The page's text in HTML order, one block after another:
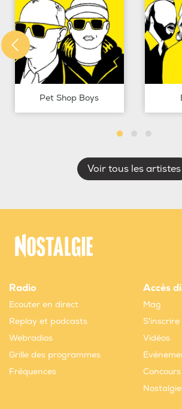
Pet Shop Boys
Voir tous les artistes
Radio
Ecouter en direct
Replay et podcasts
Webradios
Grille des programmes
Fréquences
Accès
Mag
Vidéos
Concours